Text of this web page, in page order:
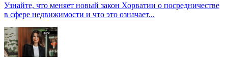
Узнайте, что меняет новый закон Хорватии о посредничестве
в сфере недвижимости и что это означает...